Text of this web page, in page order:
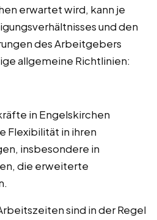
erwartet wird, kann je
und den
des Arbeitgebers
allgemeine Richtlinien:
in Engelskirchen
Flexibilität in ihren
insbesondere in
die erweiterte
sind in der Regel